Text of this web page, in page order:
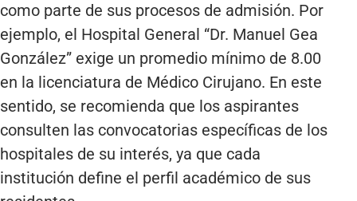
como parte de sus procesos de admisión. Por
ejemplo, el Hospital General “Dr. Manuel Gea
González” exige un promedio mínimo de 8.00
en la licenciatura de Médico Cirujano. En este
sentido, se recomienda que los aspirantes
consulten las convocatorias específicas de los
hospitales de su interés, ya que cada
institución define el perfil académico de sus